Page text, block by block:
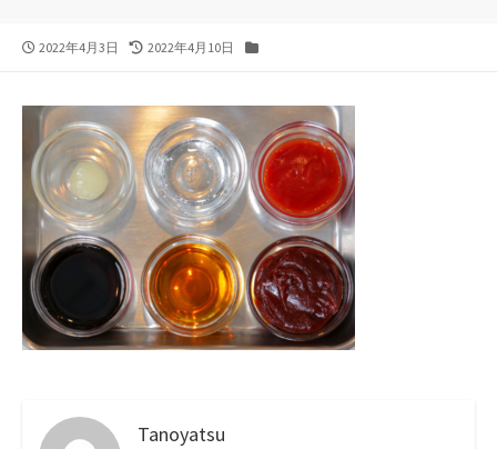
公
2022年4月3日
最
新
日
2022年4月10日
リ
ー
Tanoyatsu